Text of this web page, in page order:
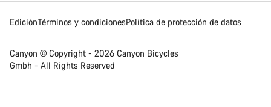
EdiciónTérminos y condicionesPolítica de protección de datos
Canyon © Copyright - 2026 Canyon Bicycles
Gmbh - All Rights Reserved